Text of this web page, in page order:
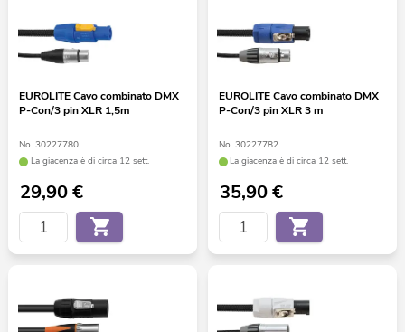
EUROLITE Cavo combinato DMX
P-Con/3 pin XLR 1,5m
No. 30227780
La giacenza è di circa 12 sett.
29,90€
EUROLITE Cavo combinato DMX
P-Con/3 pin XLR 3 m
No. 30227782
La giacenza è di circa 12 sett.
35,90€